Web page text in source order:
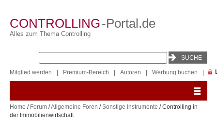
CONTROLLING-Portal.de
Alles zum Thema Controlling
Mitglied werden Premium-Bereich Autoren Werbung buchen
Home / Forum /Allgemeine Foren /Sonstige Instrumente / Controlling in
der Immobilienwirtschaft